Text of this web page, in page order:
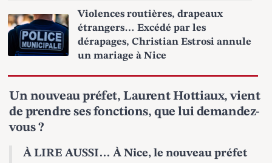
Violences routières, drapeaux
étrangers… Excédé par les
dérapages, Christian Estrosi annule
un mariage à Nice
Un nouveau préfet, Laurent Hottiaux, vient
de prendre ses fonctions, que lui demandez-
vous ?
À LIRE AUSSI… À Nice, le nouveau préfet